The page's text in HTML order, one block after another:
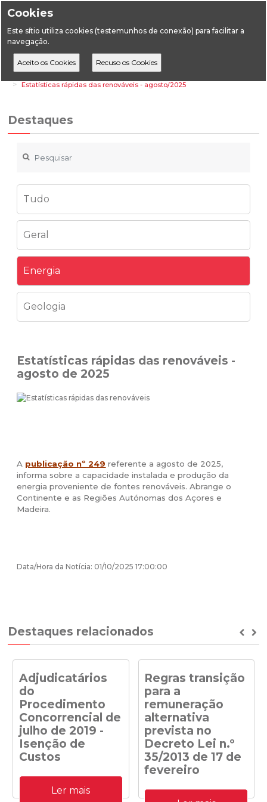
Cookies
Este sítio utiliza cookies (testemunhos de conexão) para facilitar a
navegação.
HomeDestaques
Energia
Estatísticas rápidas das renováveis - agosto/2025
Destaques
Tudo
Geral
Energia
Geologia
Estatísticas rápidas das renováveis -
agosto de 2025
A publicação nº 249 referente a agosto de 2025,
informa sobre a capacidade instalada e produção da
energia proveniente de fontes renováveis. Abrange o
Continente e as Regiões Autónomas dos Açores e
Madeira.
Data/Hora da Notícia: 01/10/2025 17:00:00
Destaques relacionados
Adjudicatários
do
Procedimento
Concorrencial de
julho de 2019 -
Isenção de
Custos
Adjudicatários do
ProcedimentoLer mais
Regras transição
para a
remuneração
alternativa
prevista no
Decreto Lei n.º
35/2013 de 17 de
fevereiro
Despacho n.º